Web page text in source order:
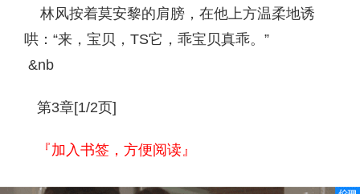
林风按着莫安黎的肩膀，在他上方温柔地诱
哄：“来，宝贝，TS它，乖宝贝真乖。”
&nb
第3章[1/2页]
『加入书签，方便阅读』